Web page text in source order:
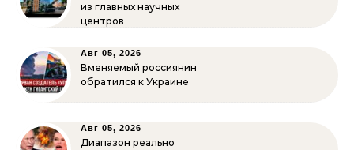
из главных научных
центров
Авг 05, 2026
Вменяемый россиянин
обратился к Украине
Авг 05, 2026
Диапазон реально